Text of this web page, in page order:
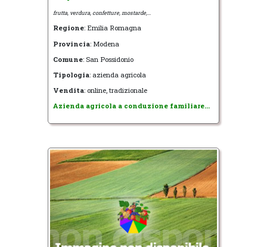
frutta, verdura, confetture, mostarde,...
Regione: Emilia Romagna
Provincia: Modena
Comune: San Possidonio
Tipologia: azienda agricola
Vendita: online, tradizionale
Azienda agricola a conduzione familiare...